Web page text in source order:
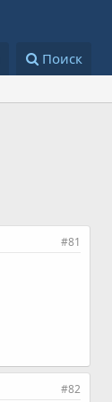
Поиск
#81
#82